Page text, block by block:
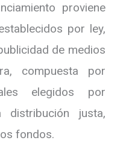
proviene
por ley,
de medios
compuesta por
elegidos por
distribución justa,
fondos.